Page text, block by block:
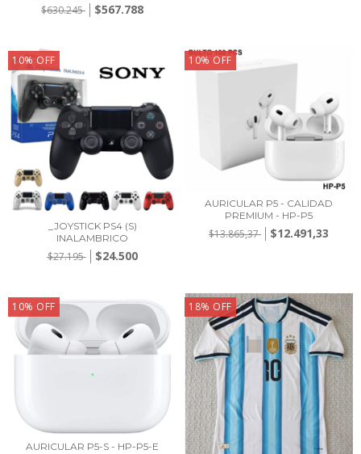
$630.245 $567.788
10% OFF
_JOYSTICK PS4 (S)
INALAMBRICO
$27.195 $24.500
10% OFF
AURICULAR P5 - CALIDAD
PREMIUM - HP-P5
$13.865,37 $12.491,33
10% OFF
AURICULAR P5-S - HP-P5-E
18% OFF